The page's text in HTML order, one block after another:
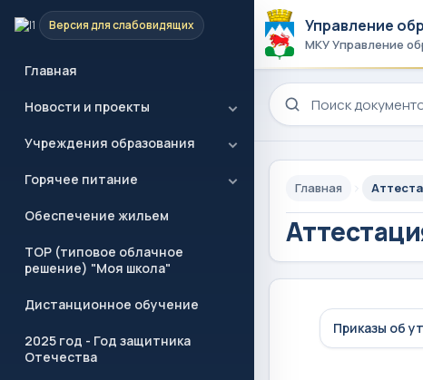
Версия для слабовидящих
Главная
Новости и проекты
Учреждения образования
Горячее питание
Обеспечение жильем
ТОР (типовое облачное
решение) "Моя школа"
Дистанционное обучение
2025 год - Год защитника
Отечества
Управление
МКУ Управление
Поиск по сайту
Главная
Приказы об